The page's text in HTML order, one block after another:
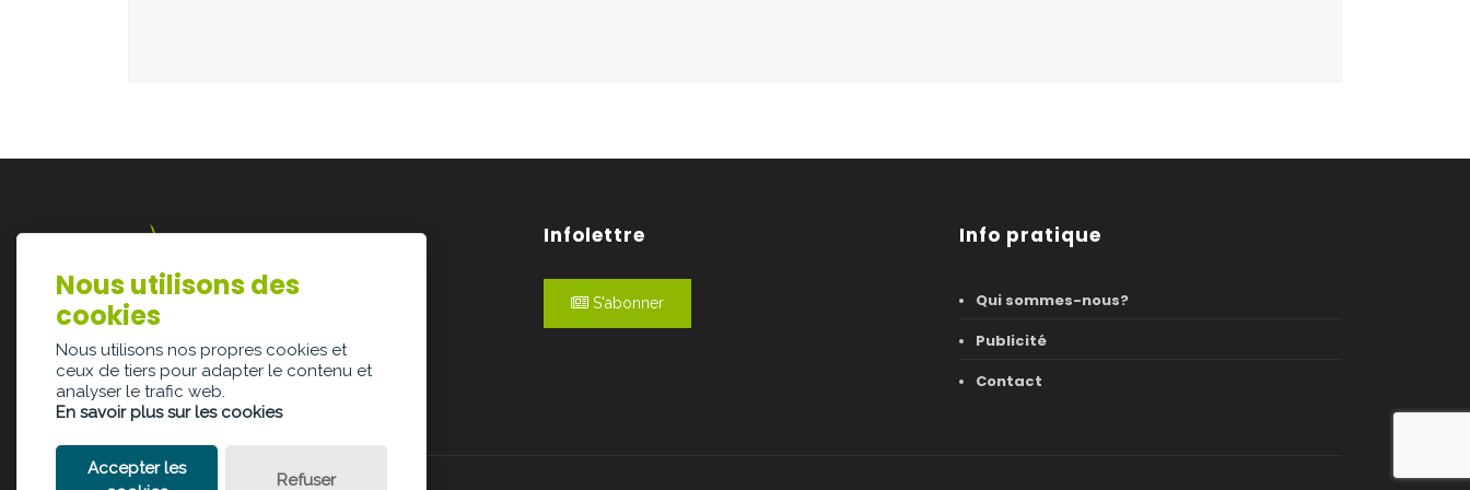
Lazarijstraat 168
3500 Hasselt
Infolettre
S'abonner
Info pratique
Qui sommes-nous?
Publicité
Contact
Nous utilisons des
cookies
Nous utilisons nos propres cookies et
ceux de tiers pour adapter le contenu et
analyser le trafic web.
En savoir plus sur les cookies
Accepter les
Refuser